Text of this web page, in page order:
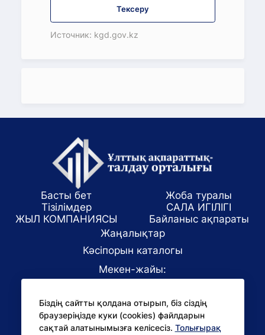
Тексеру
Источник: kgd.gov.kz
Біздің сайтты қолдана отырып, біз сіздің
браузеріңізде куки (cookies) файлдарын
сақтай алатынымызға келісесіз. Толығырақ
Басты бет
Жоба туралы
Тізілімдер
САЛА ИГІЛІГІ
ЖЫЛ КОМПАНИЯСЫ
Байланыс ақпараты
Жаңалықтар
Кәсіпорын каталогы
Мекен-жайы:
E-mail:
office@niac.kz